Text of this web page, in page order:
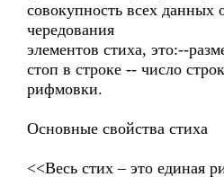
совокупность всех данных
чередования
элементов стиха, это:--
стоп в строке -- число
рифмовки.
Основные свойства стиха
<<Весь стих – это единая